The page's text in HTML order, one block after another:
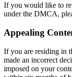
If you would like to
under the DMCA,
Appealing
If you are residing in
made an incorrect
imposed on your